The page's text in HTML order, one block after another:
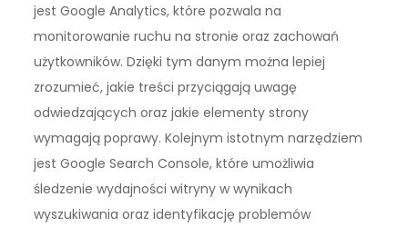
jest Google Analytics, które pozwala na
monitorowanie ruchu na stronie oraz zachowań
użytkowników. Dzięki tym danym można lepiej
zrozumieć, jakie treści przyciągają uwagę
odwiedzających oraz jakie elementy strony
wymagają poprawy. Kolejnym istotnym narzędziem
jest Google Search Console, które umożliwia
śledzenie wydajności witryny w wynikach
wyszukiwania oraz identyfikację problemów